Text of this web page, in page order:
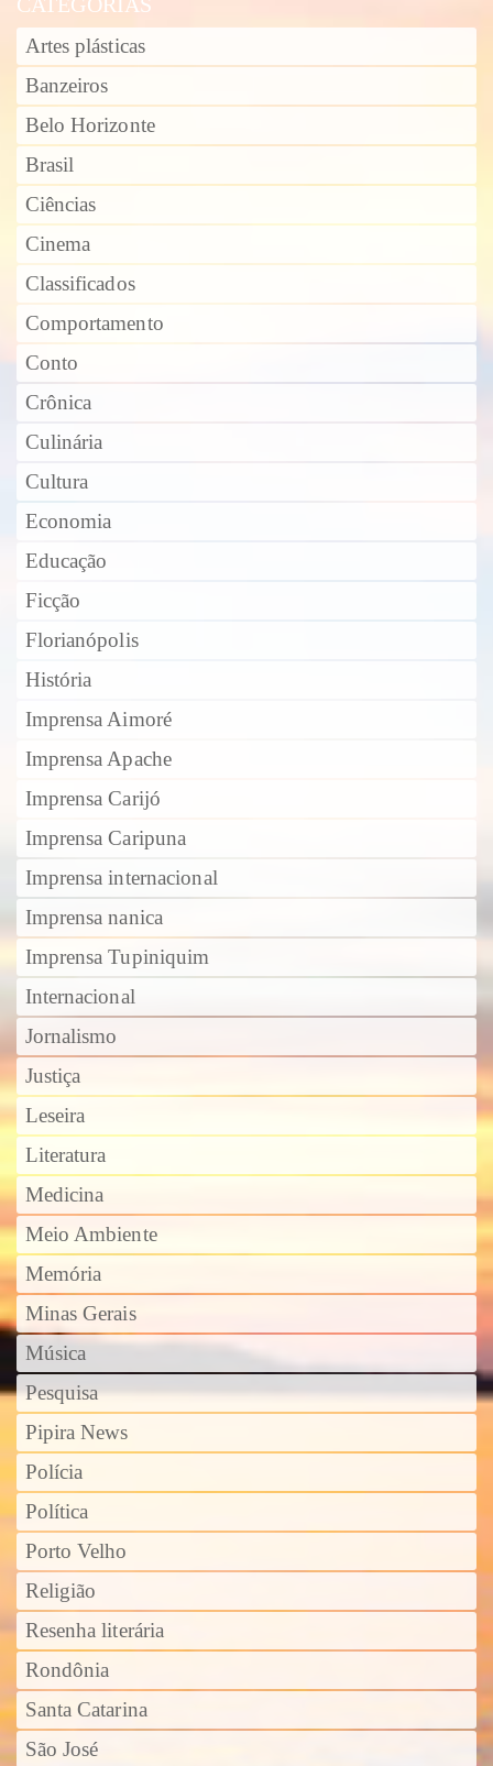
Artes plásticas
Banzeiros
Belo Horizonte
Brasil
Ciências
Cinema
Classificados
Comportamento
Conto
Crônica
Culinária
Cultura
Economia
Educação
Ficção
Florianópolis
História
Imprensa Aimoré
Imprensa Apache
Imprensa Carijó
Imprensa Caripuna
Imprensa internacional
Imprensa nanica
Imprensa Tupiniquim
Internacional
Jornalismo
Justiça
Leseira
Literatura
Medicina
Meio Ambiente
Memória
Minas Gerais
Música
Pesquisa
Pipira News
Polícia
Política
Porto Velho
Religião
Resenha literária
Rondônia
Santa Catarina
São José